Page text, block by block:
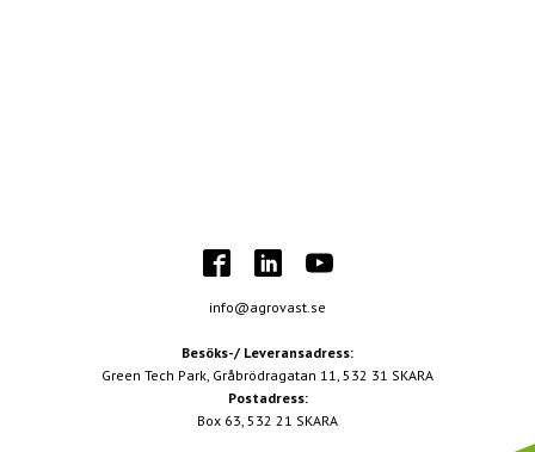
info@agrovast.se
Besöks-/ Leveransadress:
Green Tech Park, Gråbrödragatan 11, 532 31 SKARA
Postadress:
Box 63, 532 21 SKARA